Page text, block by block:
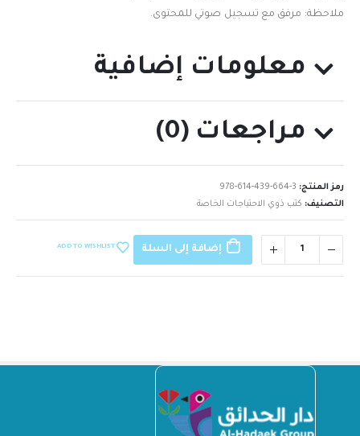
ملاحظة: مرفق مع تسجيل صوتي للمحتوى.
معلومات إضافية
مراجعات (0)
رمز المنتج: 978-614-439-664-3
التصنيف: كتب ذوي الاحتياجات الخاصة
إضافة إلى السلة ADD TO WISHLIST